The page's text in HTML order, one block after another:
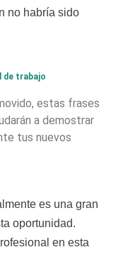
no habría sido
de trabajo
estas frases
a demostrar
tus nuevos
es una gran
oportunidad.
en esta